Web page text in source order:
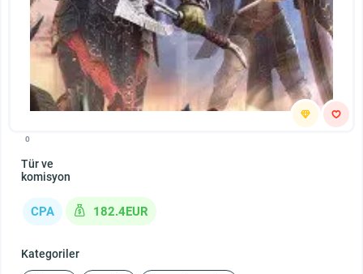
0
Tür ve
komisyon
CPA 182.4EUR
Kategoriler